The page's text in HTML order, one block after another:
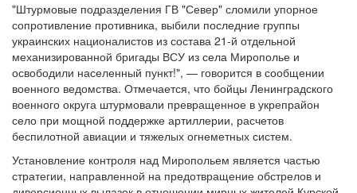
"Штурмовые подразделения ГВ "Север" сломили упорное
сопротивление противника, выбили последние группы
украинских националистов из состава 21-й отдельной
механизированной бригады ВСУ из села Мирополье и
освободили населенный пункт!", — говорится в сообщении
военного ведомства. Отмечается, что бойцы Ленинградского
военного округа штурмовали превращенное в укрепрайон
село при мощной поддержке артиллерии, расчетов
беспилотной авиации и тяжелых огнеметных систем.
Установление контроля над Миропольем является частью
стратегии, направленной на предотвращение обстрелов и